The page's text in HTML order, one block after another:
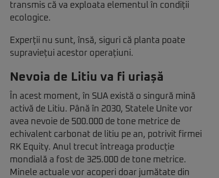
transmis că va exploata elementul în condiții
ecologice.
Experții nu sunt, însă, siguri că planta poate
supraviețui acestor operațiuni.
Nevoia de Litiu va fi uriașă
În acest moment, în SUA există o singură mină
activă de Litiu. Până în 2030, Statele Unite vor
avea nevoie de 500.000 de tone metrice de
echivalent carbonat de litiu pe an, potrivit firmei
RK Equity. Anul trecut întreaga producție
mondială a fost de 325.000 de tone metrice.
Minele actuale vor acoperi doar jumătate din